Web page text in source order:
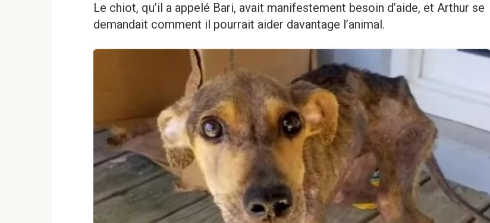
Le chiot, qu’il a appelé Bari, avait manifestement besoin d’aide, et Arthur se
demandait comment il pourrait aider davantage l’animal.